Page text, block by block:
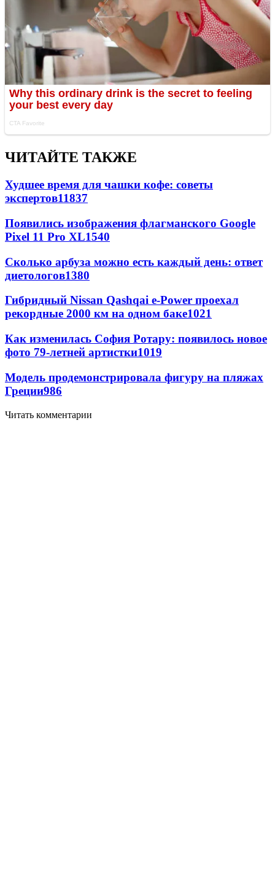
ЧИТАЙТЕ ТАКЖЕ
Худшее время для чашки кофе: советы
экспертов11837
Появились изображения флагманского Google
Pixel 11 Pro XL1540
Сколько арбуза можно есть каждый день: ответ
диетологов1380
Гибридный Nissan Qashqai e-Power проехал
рекордные 2000 км на одном баке1021
Как изменилась София Ротару: появилось новое
фото 79-летней артистки1019
Модель продемонстрировала фигуру на пляжах
Греции986
Читать комментарии